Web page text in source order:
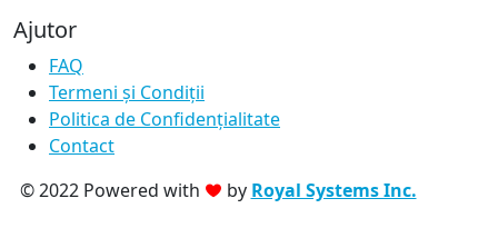
Ajutor
FAQ
Termeni și Condiții
Politica de Confidențialitate
Contact
© 2022 Powered with
by Royal Systems Inc.